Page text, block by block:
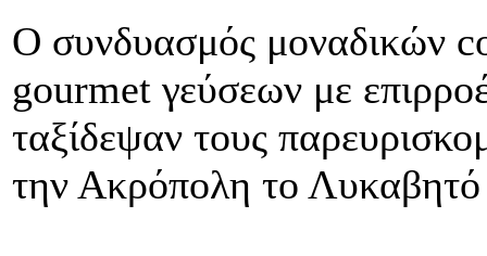
Ο συνδυασμός μοναδικών
gourmet γεύσεων με
ταξίδεψαν τους
την Ακρόπολη το Λυκαβητό